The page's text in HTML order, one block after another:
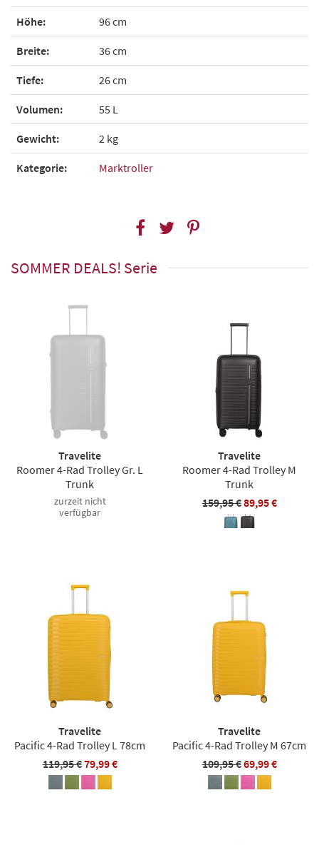
Höhe: 96 cm
Breite: 36 cm
Tiefe: 26 cm
Volumen: 55 L
Gewicht: 2 kg
Kategorie: Marktroller
SOMMER DEALS! Serie
Travelite
Roomer 4-Rad Trolley Gr. L
Trunk
zurzeit nicht
verfügbar
Travelite
Roomer 4-Rad Trolley M
Trunk
159,95 €89,95 €
Travelite
Pacific 4-Rad Trolley L 78cm
119,95 €79,99 €
Travelite
Pacific 4-Rad Trolley M 67cm
109,95 €69,99 €